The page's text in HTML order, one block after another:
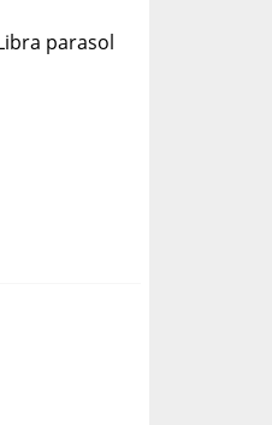
parasol